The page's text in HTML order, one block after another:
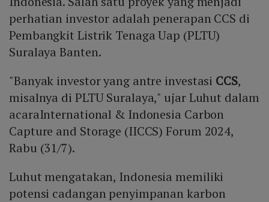
perhatian investor adalah penerapan CCS di
Pembangkit Listrik Tenaga Uap (PLTU)
Suralaya Banten.
"Banyak investor yang antre investasi CCS,
misalnya di PLTU Suralaya," ujar Luhut dalam
acaraInternational & Indonesia Carbon
Capture and Storage (IICCS) Forum 2024,
Rabu (31/7).
Luhut mengatakan, Indonesia memiliki
potensi cadangan penyimpanan karbon